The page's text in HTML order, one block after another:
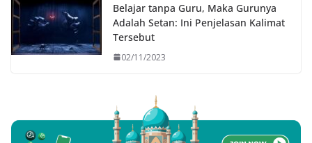
Belajar tanpa Guru, Maka Gurunya
Adalah Setan: Ini Penjelasan Kalimat
Tersebut
02/11/2023